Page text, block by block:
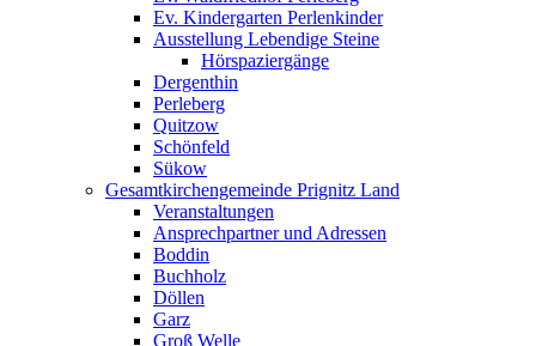
Ev. Kindergarten Perlenkinder
Ausstellung Lebendige Steine
Hörspaziergänge
Dergenthin
Perleberg
Quitzow
Schönfeld
Sükow
Gesamtkirchengemeinde Prignitz Land
Veranstaltungen
Ansprechpartner und Adressen
Boddin
Buchholz
Döllen
Garz
Groß Welle